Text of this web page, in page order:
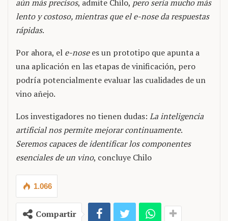
aún más precisos, admite Chilo, pero sería mucho más
lento y costoso, mientras que el e-nose da respuestas
rápidas.
Por ahora, el e-nosees un prototipo que apunta a
una aplicación en las etapas de vinificación, pero
podría potencialmente evaluar las cualidades de un
vino añejo.
Los investigadores no tienen dudas: La inteligencia
artificial nos permite mejorar continuamente.
Seremos capaces de identificar los componentes
esenciales de un vino, concluye Chilo
1.066
Compartir